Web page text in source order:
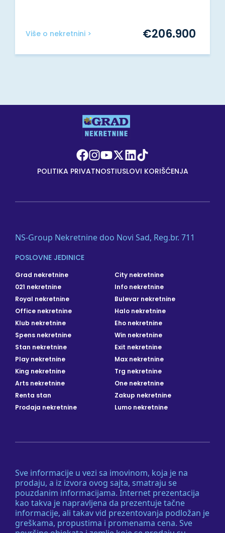
Više o nekretnini > €206.900
POLITIKA PRIVATNOSTIUSLOVI KORIŠĆENJA
Sve informacije u vezi sa imovinom, koja je na
prodaju, a iz izvora ovog sajta, smatraju se
pouzdanim informacijama. Internet prezentacija
kao takva je napravljena da prezentuje tačne
informacije, ali takav vid prezentovanja podložan je
greškama, propustima i promenama cena. Sve
NS-Group Nekretnine doo Novi Sad, Reg.br. 711
POSLOVNE JEDINICE
Grad nekretnine
City nekretnine
021 nekretnine
Info nekretnine
Royal nekretnine
Bulevar nekretnine
Office nekretnine
Halo nekretnine
Klub nekretnine
Eho nekretnine
Spens nekretnine
Win nekretnine
Stan nekretnine
Exit nekretnine
Play nekretnine
Max nekretnine
King nekretnine
Trg nekretnine
Arts nekretnine
One nekretnine
Renta stan
Zakup nekretnine
Prodaja nekretnine
Lumo nekretnine